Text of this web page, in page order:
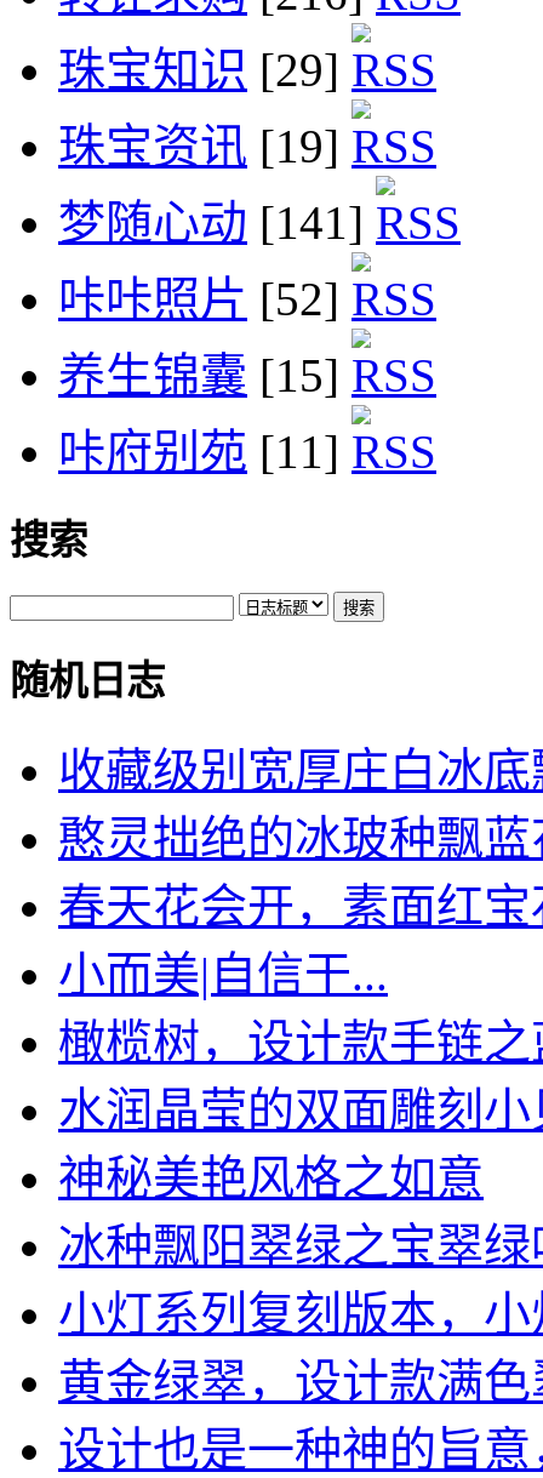
珠宝知识 [29]
珠宝资讯 [19]
梦随心动 [141]
咔咔照片 [52]
养生锦囊 [15]
咔府别苑 [11]
搜索
随机日志
收藏级别宽厚庄白冰底
憨灵拙绝的冰玻种飘蓝
春天花会开，素面红宝
小而美|自信干...
橄榄树，设计款手链之
水润晶莹的双面雕刻小
神秘美艳风格之如意
冰种飘阳翠绿之宝翠绿
小灯系列复刻版本，小
黄金绿翠，设计款满色
设计也是一种神的旨意